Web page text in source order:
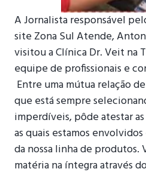
A Jornalista responsável
site Zona Sul Atende,
visitou a Clínica Dr. Veit na
equipe de profissionais e
Entre uma mútua relação
que está sempre
imperdíveis, pôde atestar
as quais estamos
da nossa linha de
matéria na íntegra através